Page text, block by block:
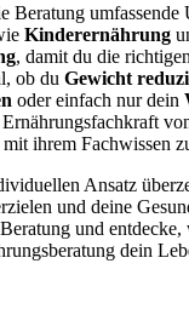
Beratung umfassende
Kinderernährung
, damit du die
ob du Gewicht
oder einfach nur dein
ihrem Fachwissen
Ansatz
und deine
und entdecke,
dein